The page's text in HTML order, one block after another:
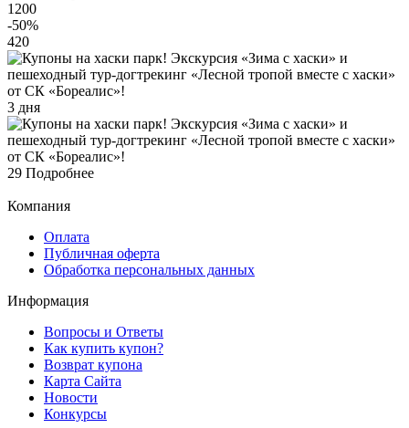
1200
-50%
420
3 дня
29 Подробнее
Компания
Оплата
Публичная оферта
Обработка персональных данных
Информация
Вопросы и Ответы
Как купить купон?
Возврат купона
Карта Сайта
Новости
Конкурсы